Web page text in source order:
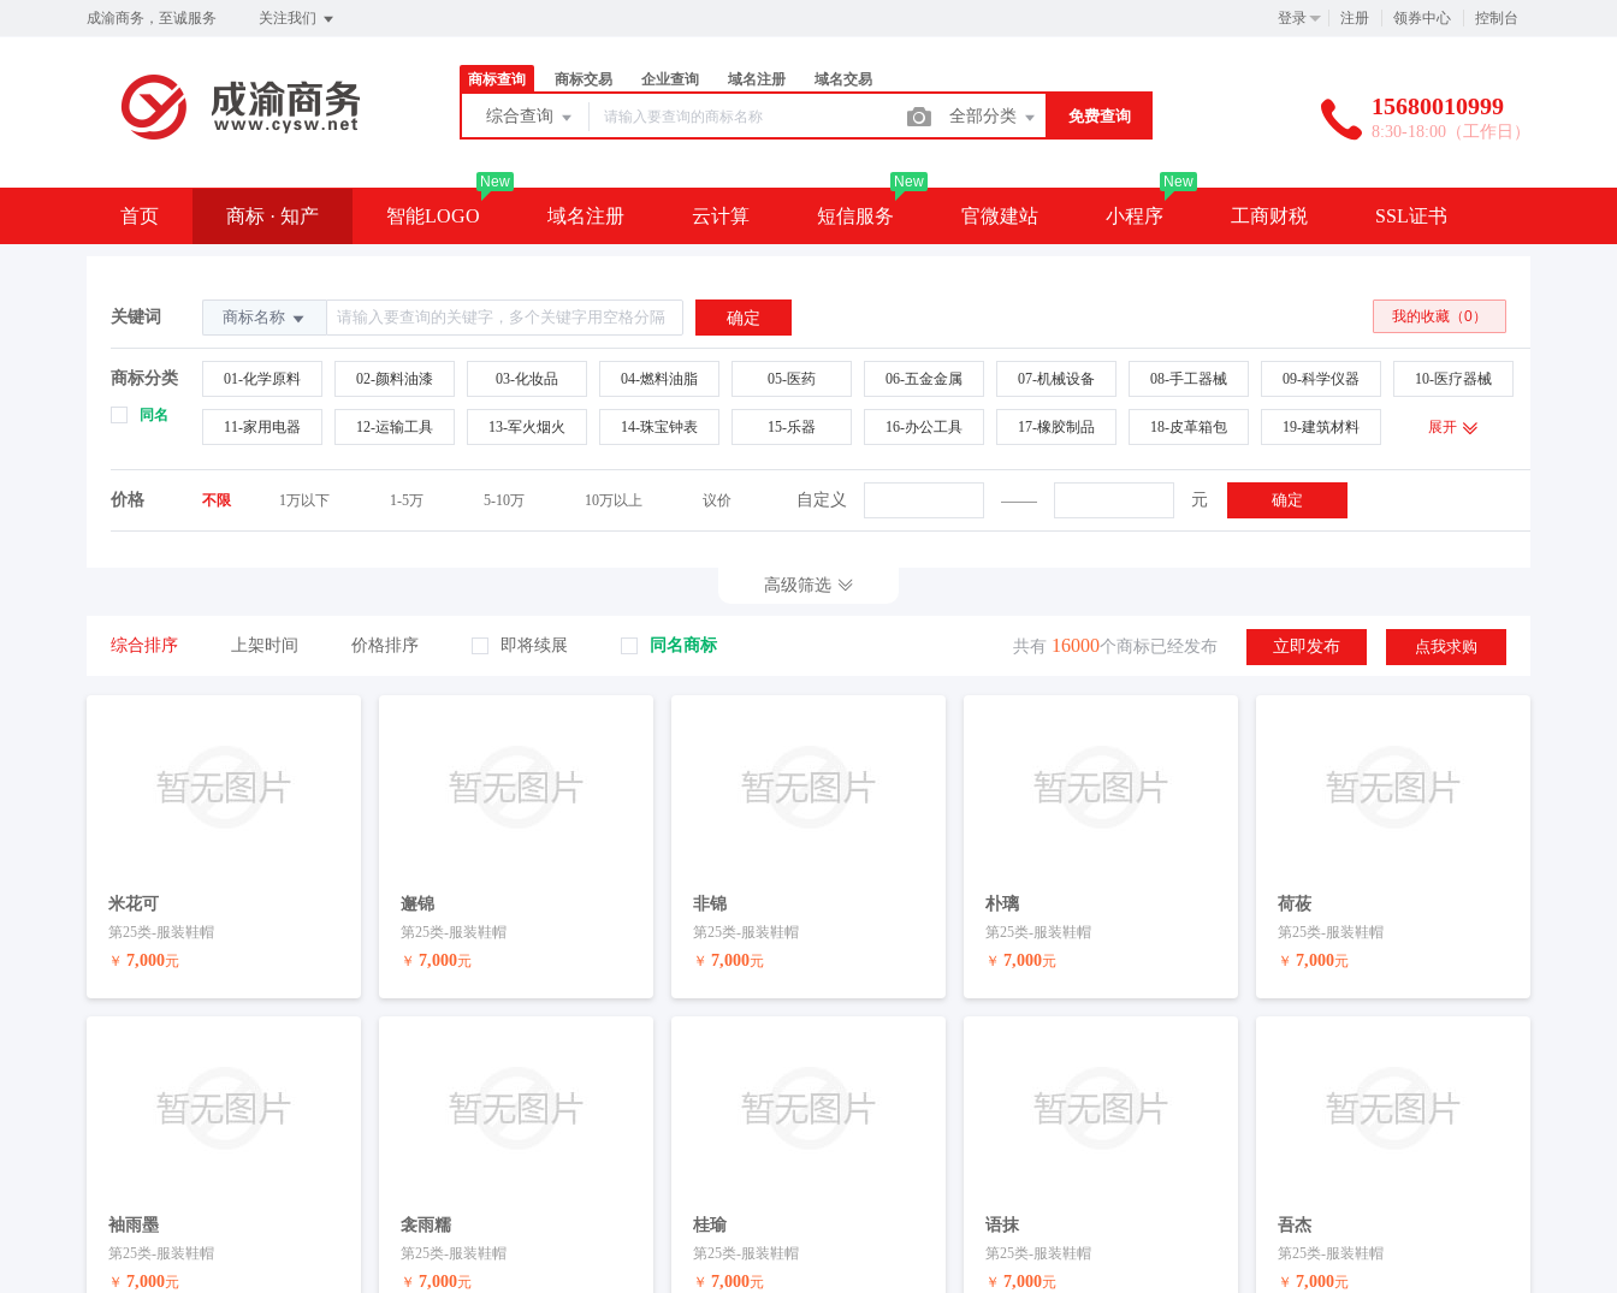
成渝商务，至诚服务 关注我们 登录 注册 领券中心 控制台
商标查询 商标交易 企业查询 域名注册 域名交易
综合查询 全部分类 免费查询 15680010999
8:30-18:00（工作日）
首页 商标 · 知产 智能LOGO
New
域名注册 云计算 短信服务
New
官微建站 小程序
New
工商财税 SSL证书
关键词 商标名称 确定 我的收藏（0）
商标分类
同名
01-化学原料 02-颜料油漆 03-化妆品 04-燃料油脂 05-医药 06-五金金属 07-机械设备 08-手工器械 09-科学仪器 10-医疗器械
11-家用电器 12-运输工具 13-军火烟火 14-珠宝钟表 15-乐器 16-办公工具 17-橡胶制品 18-皮革箱包 19-建筑材料 展开
45-法律
价格 不限 1万以下 1-5万 5-10万 10万以上 议价 自定义 元 确定
高级筛选
综合排序 上架时间 价格排序 即将续展 同名商标 共有 16000个商标已经发布 立即发布 点我求购
米花可
第25类-服装鞋帽
￥ 7,000元
邂锦
第25类-服装鞋帽
￥ 7,000元
非锦
第25类-服装鞋帽
￥ 7,000元
朴璃
第25类-服装鞋帽
￥ 7,000元
荷莜
第25类-服装鞋帽
￥ 7,000元
袖雨墨
第25类-服装鞋帽
￥ 7,000元
衾雨糯
第25类-服装鞋帽
￥ 7,000元
桂瑜
第25类-服装鞋帽
￥ 7,000元
语抹
第25类-服装鞋帽
￥ 7,000元
吾杰
第25类-服装鞋帽
￥ 7,000元